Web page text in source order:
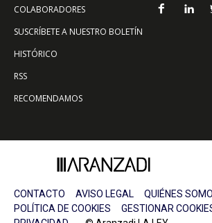
COLABORADORES
SUSCRÍBETE A NUESTRO BOLETÍN
HISTÓRICO
RSS
RECOMENDAMOS
CONTACTO AVISO LEGAL QUIÉNES
POLÍTICA DE COOKIES
GESTIONAR